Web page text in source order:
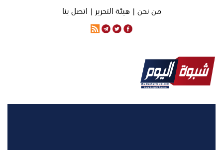
من نحن |هيئة التحرير | اتصل بنا